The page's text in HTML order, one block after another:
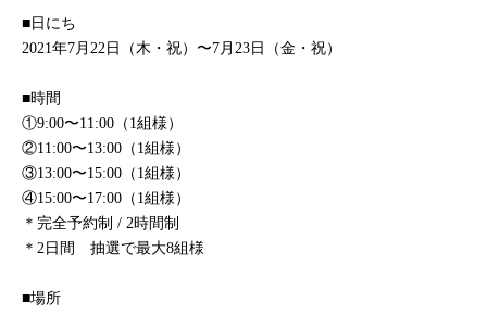
■日にち
2021年7月22日（木・祝）〜7月23日（金・祝）
■時間
①9:00〜11:00（1組様）
②11:00〜13:00（1組様）
③13:00〜15:00（1組様）
④15:00〜17:00（1組様）
＊完全予約制 / 2時間制
＊2日間 抽選で最大8組様
■場所